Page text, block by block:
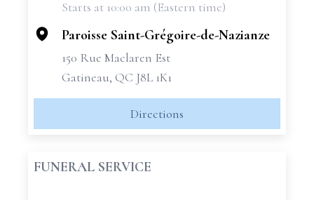
Starts at 10:00 am (Eastern time)
Paroisse Saint-Grégoire-de-Nazianze
150 Rue Maclaren Est
Gatineau, QC J8L 1K1
Directions
FUNERAL SERVICE